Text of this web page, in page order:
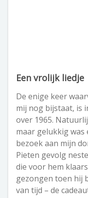
Een vrolijk liedje
De enige keer
mij nog bijstaat, is
over 1965.
maar gelukkig
bezoek aan mijn
Pieten gevolg
die voor hem
gezongen toen hij
van tijd – de